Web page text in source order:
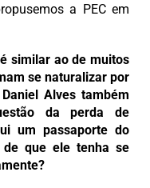
a PEC em
similar ao de muitos
se naturalizar por
Alves também
da perda de
um passaporte do
de que ele tenha se